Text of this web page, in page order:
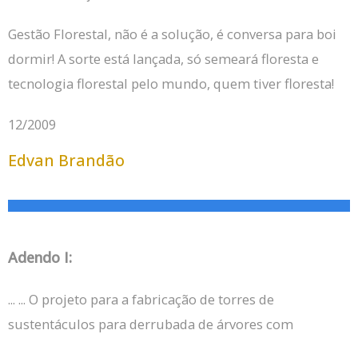
Gestão Florestal, não é a solução, é conversa para boi
dormir! A sorte está lançada, só semeará floresta e
tecnologia florestal pelo mundo, quem tiver floresta!
12/2009
Edvan Brandão
Adendo I:
... ... O projeto para a fabricação de torres de
sustentáculos para derrubada de árvores com